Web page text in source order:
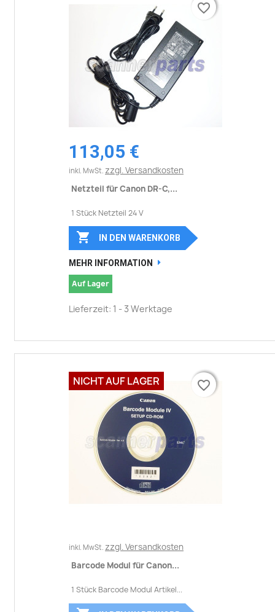
113,05 €
inkl. MwSt. zzgl. Versandkosten
Netzteil für Canon DR-C,...
1 Stück Netzteil 24 V
favorite_border
 IN DEN WARENKORB
MEHR INFORMATION
Auf Lager
Lieferzeit: 1 - 3 Werktage
favorite_border
inkl. MwSt. zzgl. Versandkosten
Barcode Modul für Canon...
1 Stück Barcode Modul Artikel...
favorite_border
NICHT AUF LAGER favorite_border